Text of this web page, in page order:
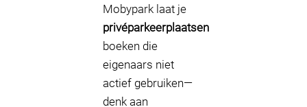
Mobypark laat je
privéparkeerplaatsen
boeken die
eigenaars niet
actief gebruiken—
denk aan